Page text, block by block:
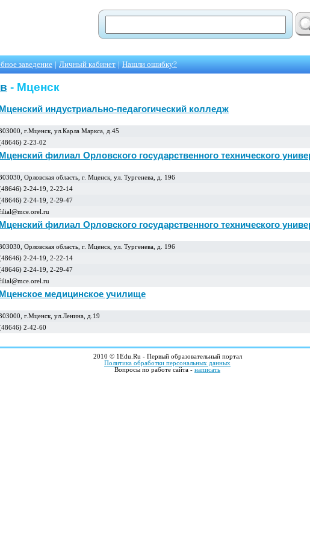
заведение | Личный кабинет | Нашли ошибку?
- Мценск
Мценский индустриально-педагогический колледж
г.Мценск, ул.Карла Маркса, д.45
2-23-02
Мценский филиал Орловского государственного технического
Орловская область, г. Мценск, ул. Тургенева, д. 196
2-24-19, 2-22-14
2-24-19, 2-29-47
Мценский филиал Орловского государственного технического
Орловская область, г. Мценск, ул. Тургенева, д. 196
2-24-19, 2-22-14
2-24-19, 2-29-47
Мценское медицинское училище
г.Мценск, ул.Ленина, д.19
2-42-60
2010 © 1Edu.Ru - Первый образовательный портал
Политика обработки персональных данных
Вопросы по работе сайта - написать